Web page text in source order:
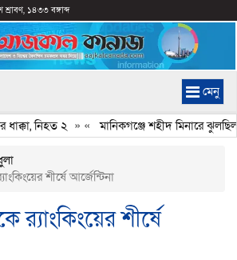
শ্রাবণ, ১৪৩৩ বঙ্গাব্দ
মেনু
নিহত ২» «মানিকগঞ্জে শহীদ মিনারে ঝুলছিল
শীর্ষে আর্জেন্টিনা
র‍্যাংকিংয়ের শীর্ষে